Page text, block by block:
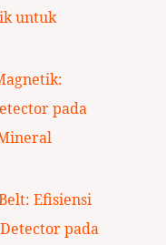
untuk
pada
Efisiensi
pada